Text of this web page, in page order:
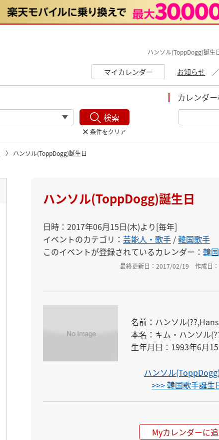
ハンソル(ToppDogg)誕生
マイカレンダー お知らせ
検索
条件をクリア
カレンダ
ハンソル(ToppDogg)誕生日
ハンソル(ToppDogg)誕生日
日時：2017年06月15日(木)より[毎年]
イベントのカテゴリ： 芸能人・歌手 /韓国歌手
このイベントが登録されているカレンダー： 韓
最終更新日：2017/02/19 作成日
名前：ハンソル
本名：キム・ハンソル
生年月日：1993年6月
ハンソル
>>> 韓国歌手誕生
Myカレンダーに